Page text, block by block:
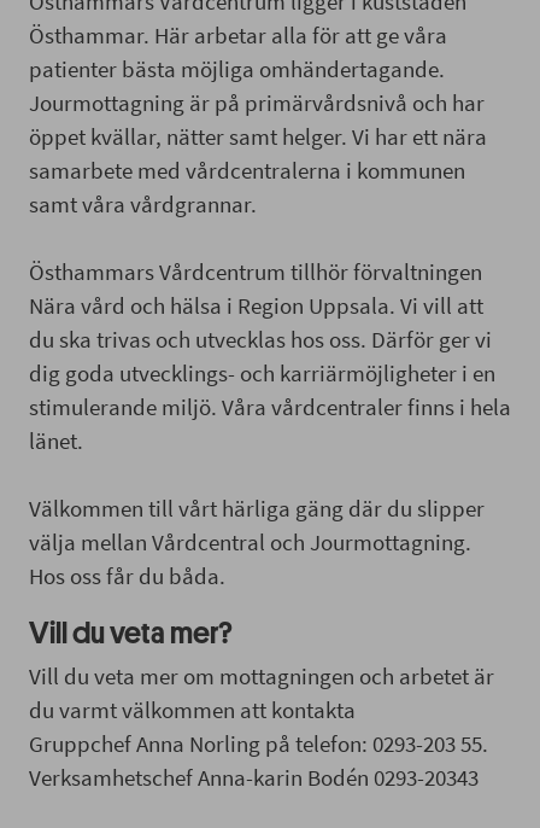
Östhammar. Här arbetar alla för att ge våra
patienter bästa möjliga omhändertagande.
Jourmottagning är på primärvårdsnivå och har
öppet kvällar, nätter samt helger. Vi har ett nära
samarbete med vårdcentralerna i kommunen
samt våra vårdgrannar.
Östhammars Vårdcentrum tillhör förvaltningen
Nära vård och hälsa i Region Uppsala. Vi vill att
du ska trivas och utvecklas hos oss. Därför ger vi
dig goda utvecklings- och karriärmöjligheter i en
stimulerande miljö. Våra vårdcentraler finns i hela
länet.
Välkommen till vårt härliga gäng där du slipper
välja mellan Vårdcentral och Jourmottagning.
Hos oss får du båda.
Vill du veta mer?
Vill du veta mer om mottagningen och arbetet är
du varmt välkommen att kontakta
Gruppchef Anna Norling på telefon: 0293-203 55.
Verksamhetschef Anna-karin Bodén 0293-20343